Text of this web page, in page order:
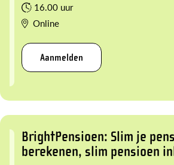
16.00 uur
Online
Aanmelden
BrightPensioen: Slim je
berekenen, slim pensioen